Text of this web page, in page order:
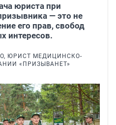
юриста при
— это не
его прав, свобод
интересов.
ЮРИСТ МЕДИЦИНСКО-
«ПРИЗЫВАНЕТ»